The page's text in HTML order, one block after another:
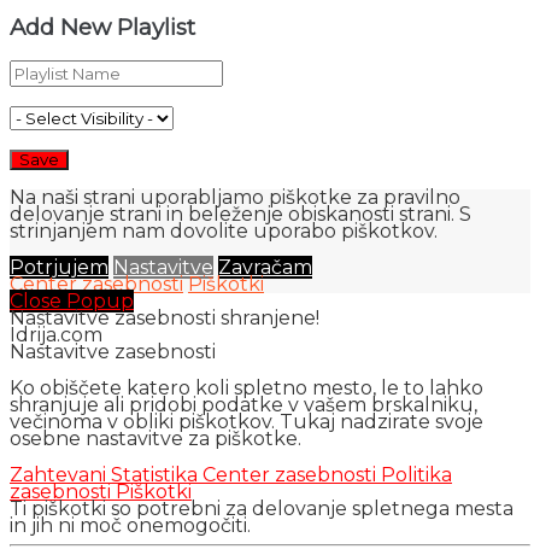
Add New Playlist
Na naši strani uporabljamo piškotke za pravilno
delovanje strani in beleženje obiskanosti strani. S
strinjanjem nam dovolite uporabo piškotkov.
Potrjujem Nastavitve Zavračam
Center zasebnosti Piškotki
Close Popup
Nastavitve zasebnosti shranjene!
Idrija.com
Nastavitve zasebnosti
Ko obiščete katero koli spletno mesto, le to lahko
shranjuje ali pridobi podatke v vašem brskalniku,
večinoma v obliki piškotkov. Tukaj nadzirate svoje
osebne nastavitve za piškotke.
Zahtevani Statistika Center zasebnosti Politika
zasebnostiPiškotki
Ti piškotki so potrebni za delovanje spletnega mesta
in jih ni moč onemogočiti.